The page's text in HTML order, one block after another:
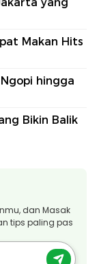
Makan Hits
hingga
Bikin Balik
dan Masak
tips paling pas